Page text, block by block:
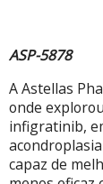
ASP-5878
A Astellas
onde
infigratinib,
capaz de